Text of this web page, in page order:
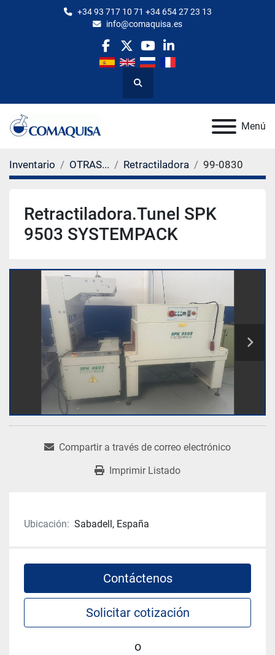
+34 93 717 10 71 +34 654 27 23 13
info@comaquisa.es
facebook
twitteryoutubelinkedin
Buscar
Menú
Inventario OTRAS... Retractiladora 99-0830
Retractiladora.Tunel SPK
9503 SYSTEMPACK
Compartir a través de correo electrónico
Imprimir Listado
Ubicación: Sabadell, España
Contáctenos
Solicitar cotización
o